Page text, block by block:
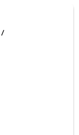
/